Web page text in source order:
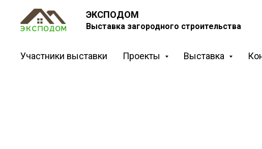
ЭКСПОДОМ
Выставка загородного строительства
Участники выставки Проекты Выставка